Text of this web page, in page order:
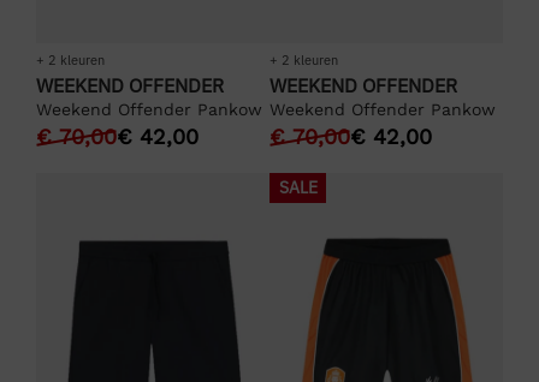
+ 2 kleuren
WEEKEND OFFENDER
Weekend Offender Pankow
€70,00€ 42,00
+ 2 kleuren
WEEKEND OFFENDER
Weekend Offender Pankow
€70,00€ 42,00
SALE